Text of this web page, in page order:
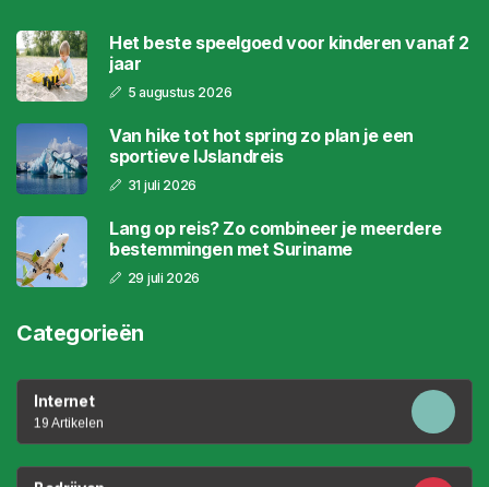
Het beste speelgoed voor kinderen vanaf 2
jaar
5 augustus 2026
Van hike tot hot spring zo plan je een
sportieve IJslandreis
31 juli 2026
Lang op reis? Zo combineer je meerdere
bestemmingen met Suriname
29 juli 2026
Categorieën
Internet
19 Artikelen